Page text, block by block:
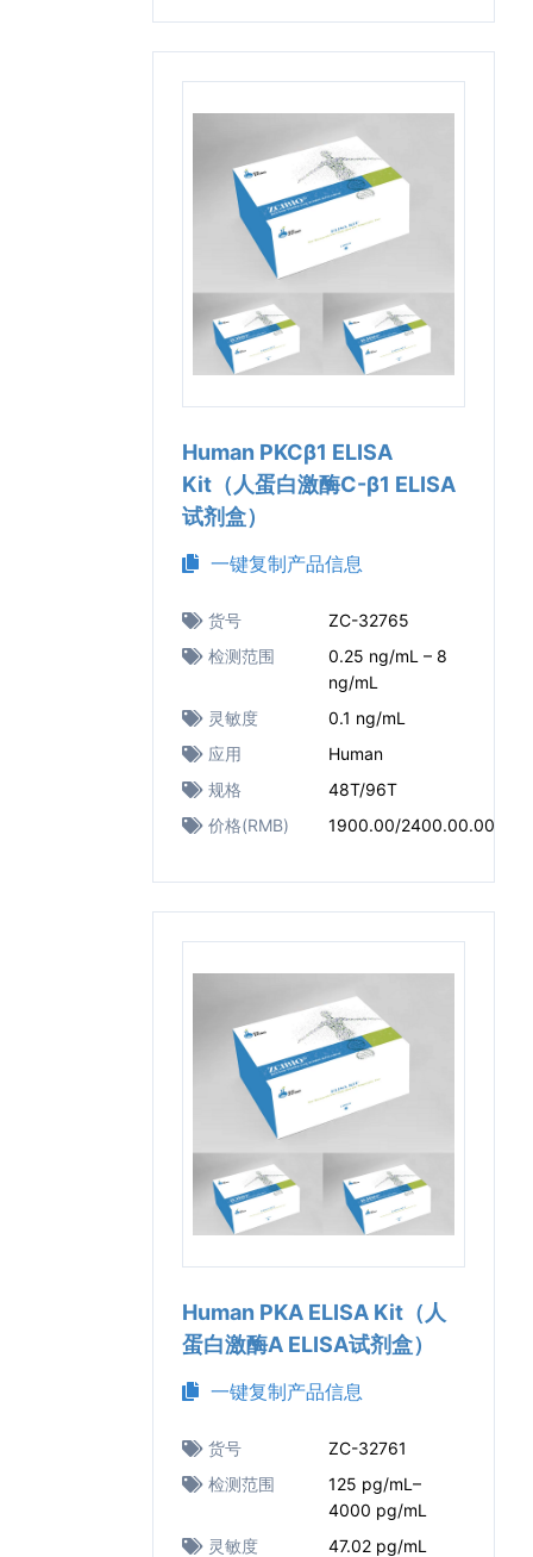
Human PKCβ1 ELISA
Kit（人蛋白激酶C-β1 ELISA
试剂盒）
一键复制产品信息
货号
ZC-32765
检测范围
0.25 ng/mL – 8
ng/mL
灵敏度
0.1 ng/mL
应用
Human
规格
48T/96T
价格(RMB)
1900.00/2400.00.00
Human PKA ELISA Kit（人
蛋白激酶A ELISA试剂盒）
一键复制产品信息
货号
ZC-32761
检测范围
125 pg/mL–
4000 pg/mL
灵敏度
47.02 pg/mL